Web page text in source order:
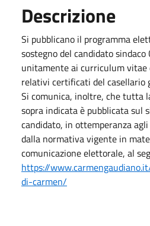
Descrizione
Si pubblicano il programma
sostegno del candidato sindaco
unitamente ai curriculum vitae
relativi certificati del casellario
Si comunica, inoltre, che tutta
sopra indicata è pubblicata sul
candidato, in ottemperanza
dalla normativa vigente in
comunicazione elettorale, al
https://
di-carmen/